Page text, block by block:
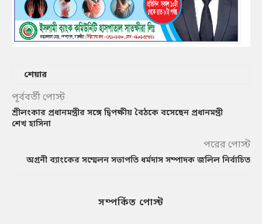
শেয়ার
পূর্ববর্তী পোস্ট
শ্রীলংকার প্রধানমন্ত্রীর সঙ্গে দ্বিপক্ষীয় বৈঠকে বসেছেন প্রধানমন্ত্রী
শেখ হাসিনা
পরের পোস্ট
অগ্রনী ব্যাংকের সম্মেলন সভাপতি ধর্মদাস সম্পাদক জলিল নির্বাচিত
সম্পর্কিত পোস্ট